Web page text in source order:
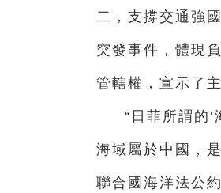
二，支撐交通強
突發事件，體現
管轄權，宣示了
“日菲所謂的
海域屬於中國，
聯合國海洋法公